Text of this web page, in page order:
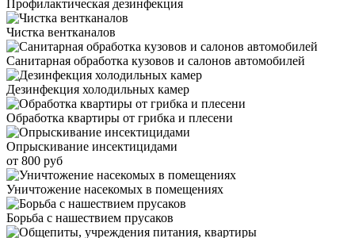
Профилактическая дезинфекция
Чистка вентканалов
Санитарная обработка кузовов и салонов автомобилей
Дезинфекция холодильных камер
Обработка квартиры от грибка и плесени
Опрыскивание инсектицидами
от 800 руб
Уничтожение насекомых в помещениях
Борьба с нашествием прусаков